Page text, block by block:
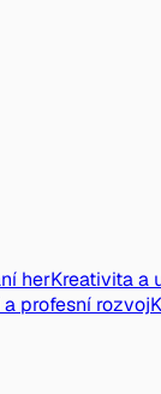
herKreativita a
a profesní rozvoj